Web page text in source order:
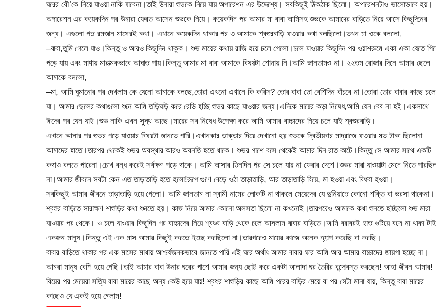
ঘরের বৌ’কে নিয়ে যাওয়া নাকি যাবেনা।তাই উনারা শুভকে নিয়ে যায় অপারেশন এর উদ্দেশ্যে। সবকিছুই ঠিকঠাক ছিলো। অপারেশনটাও ভালোভাবে হয়।
অপারেশন এর কয়েকদিন পর উনারা ফেরত আসেন শুভকে নিয়ে। কয়েকদিন পর আমার মা বাবা আমিসহ শুভকে আমাদের বাড়িতে নিয়ে আসে কিছুদিনের
জন্য। এগুলো গত রমজান মাসেরই কথা। এখানে কয়েকদিন থাকার পর ও আমাকে শ্বশুরবাড়ি যাওয়ার কথা বলছিলো।তখন মা ওকে বললো,
–বাবা,তুমি গেলে যাও।কিন্তু ও আরও কিছুদিন থাকুক। শুভ মায়ের কথায় রাজি হয়ে চলে গেলো।চলে যাওয়ার কিছুদিন পর ওয়াশরুমে একা একা যেতে
পড়ে যায় এবং মাথায় মারাত্মকভাবে আঘাত পায়।কিন্তু আমার মা বাবা আমাকে বিষয়টা শোনায় নি।আমি জানতামও না। ২২তম রোজার দিনে আমার ছেলে
আমাকে বললো,
–মা, আমি ঘুমানোর পর দেখলাম কে যেনো আমাকে বলছে,তোরা এখনো এখানে কি করিস? তোর বাবা তো বেশিদিন বাঁচবে না।তোরা তোর বাবার কাছে চলে
যা। আমার ছেলের কথাগুলো শুনে আমি তড়িঘড়ি করে রেডি হচ্ছি শুভর কাছে যাওয়ার জন্য।এদিকে মায়ের কড়া নিষেধ,আমি যেন বের না হই।একসাথে
ঈদের পর যেন যাই।শুভ নাকি এখন সুস্থ আছে।মায়ের সব নিষেধ উপেক্ষা করে আমি আমার বাচ্চাদের নিয়ে চলে যাই শ্বশুরবাড়ি।
এখানে আসার পর শুভর পড়ে যাওয়ার বিষয়টা জানতে পারি।এখানকার ডাক্তার দিয়ে দেখানো হয় শুভকে দ্বিতীয়বার মাদ্রাজে যাওয়ার মত টাকা ছিলোনা
আমাদের হাতে।তারপর থেকেই শুভর অবস্থার আরও অবনতি হতে থাকে। শুভর পাশে বসে থেকেই আমার দিন রাত কাটে।কিন্তু সে আমার সাথে একটি
কথাও বলতে পারেনা।চোখ বন্ধ করেই সর্বক্ষণ পড়ে থাকে। আমি আসার তিনদিন পর সে চলে যায় না ফেরার দেশে।শুভর মারা যাওয়াটা মেনে নিতে
না।আমার জীবনে সবটা কেন এত তাড়াতাড়ি হতে হলো!রূপে গুণে বেড়ে ওঠা তাড়াতাড়ি, আর তাড়াতাড়ি বিয়ে, মা হওয়া এবং বিধবা হওয়া।
সবকিছুই আমার জীবনে তাড়াতাড়ি হয়ে গেলো। আমি জানতাম না স্বামী নামের লোকটি না থাকলে মেয়েদের যে দুনিয়াতে কোনো শক্তি বা ভরসা থাকেনা।
শ্বশুর বাড়িতে সারাক্ষণ শাশুড়ির কথা শুনতে হয়। কাজ নিয়ে আমার কোনো অলসতা ছিলো না কখনোই।তারপরেও আমাকে কথা শুনতে হচ্ছিলো শুভ মারা
যাওয়ার পর থেকে। ও চলে যাওয়ার কিছুদিন পর বাচ্চাদের নিয়ে শ্বশুর বাড়ি থেকে চলে আসলাম বাবার বাড়িতে।আমি বরাবরই হাত গুটিয়ে বসে না থাকা
একজন মানুষ।কিন্তু এই এক মাস আমার কিছুই করতে ইচ্ছে করছিলো না।তারপরেও মায়ের কাজে অনেক হ্যাল্প করেছি বা করছি।
বাবার বাড়িতে থাকার পর এক মাসের মাথায় আশ্চর্যজনকভাবে জানতে পারি এই ঘরে অর্থাৎ আমার বাবার ঘরে আমি আর আমার বাচ্চাদের জায়গা হচ্ছে না।
আমরা মানুষ বেশি হয়ে গেছি।তাই আমার বাবা উনার ঘরের পাশে আমার জন্য ছোট্ট করে একটা আলাদা ঘর তৈরির বন্দোবস্ত করছেন! আহা জীবন আমার!
বিয়ের পর মেয়েরা সত্যি বাবা মায়ের কাছে অন্য কেউ হয়ে যায়! শ্বশুর শাশুড়ির কাছে আমি পরের বাড়ির মেয়ে বা পর সেটা মানা যায়, কিন্তু বাবা মায়ের
কাছেও যে একই হয়ে গেলাম!